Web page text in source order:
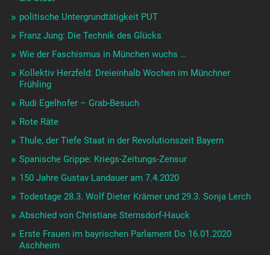
politische Untergrundtätigkeit PUT
Franz Jung: Die Technik des Glücks
Wie der Faschismus in München wuchs …
Kollektiv Herzfeld: Dreieinhalb Wochen im Münchner
Frühling
Rudi Egelhofer – Grab-Besuch
Rote Räte
Thule, der Tiefe Staat in der Revolutionszeit Bayern
Spanische Grippe: Kriegs-Zeitungs-Zensur
150 Jahre Gustav Landauer am 7.4.2020
Todestage 28.3. Wolf Dieter Krämer und 29.3. Sonja Lerch
Abschied von Christiane Sternsdorf-Hauck
Erste Frauen im bayrischen Parlament Do 16.01.2020
Aschheim